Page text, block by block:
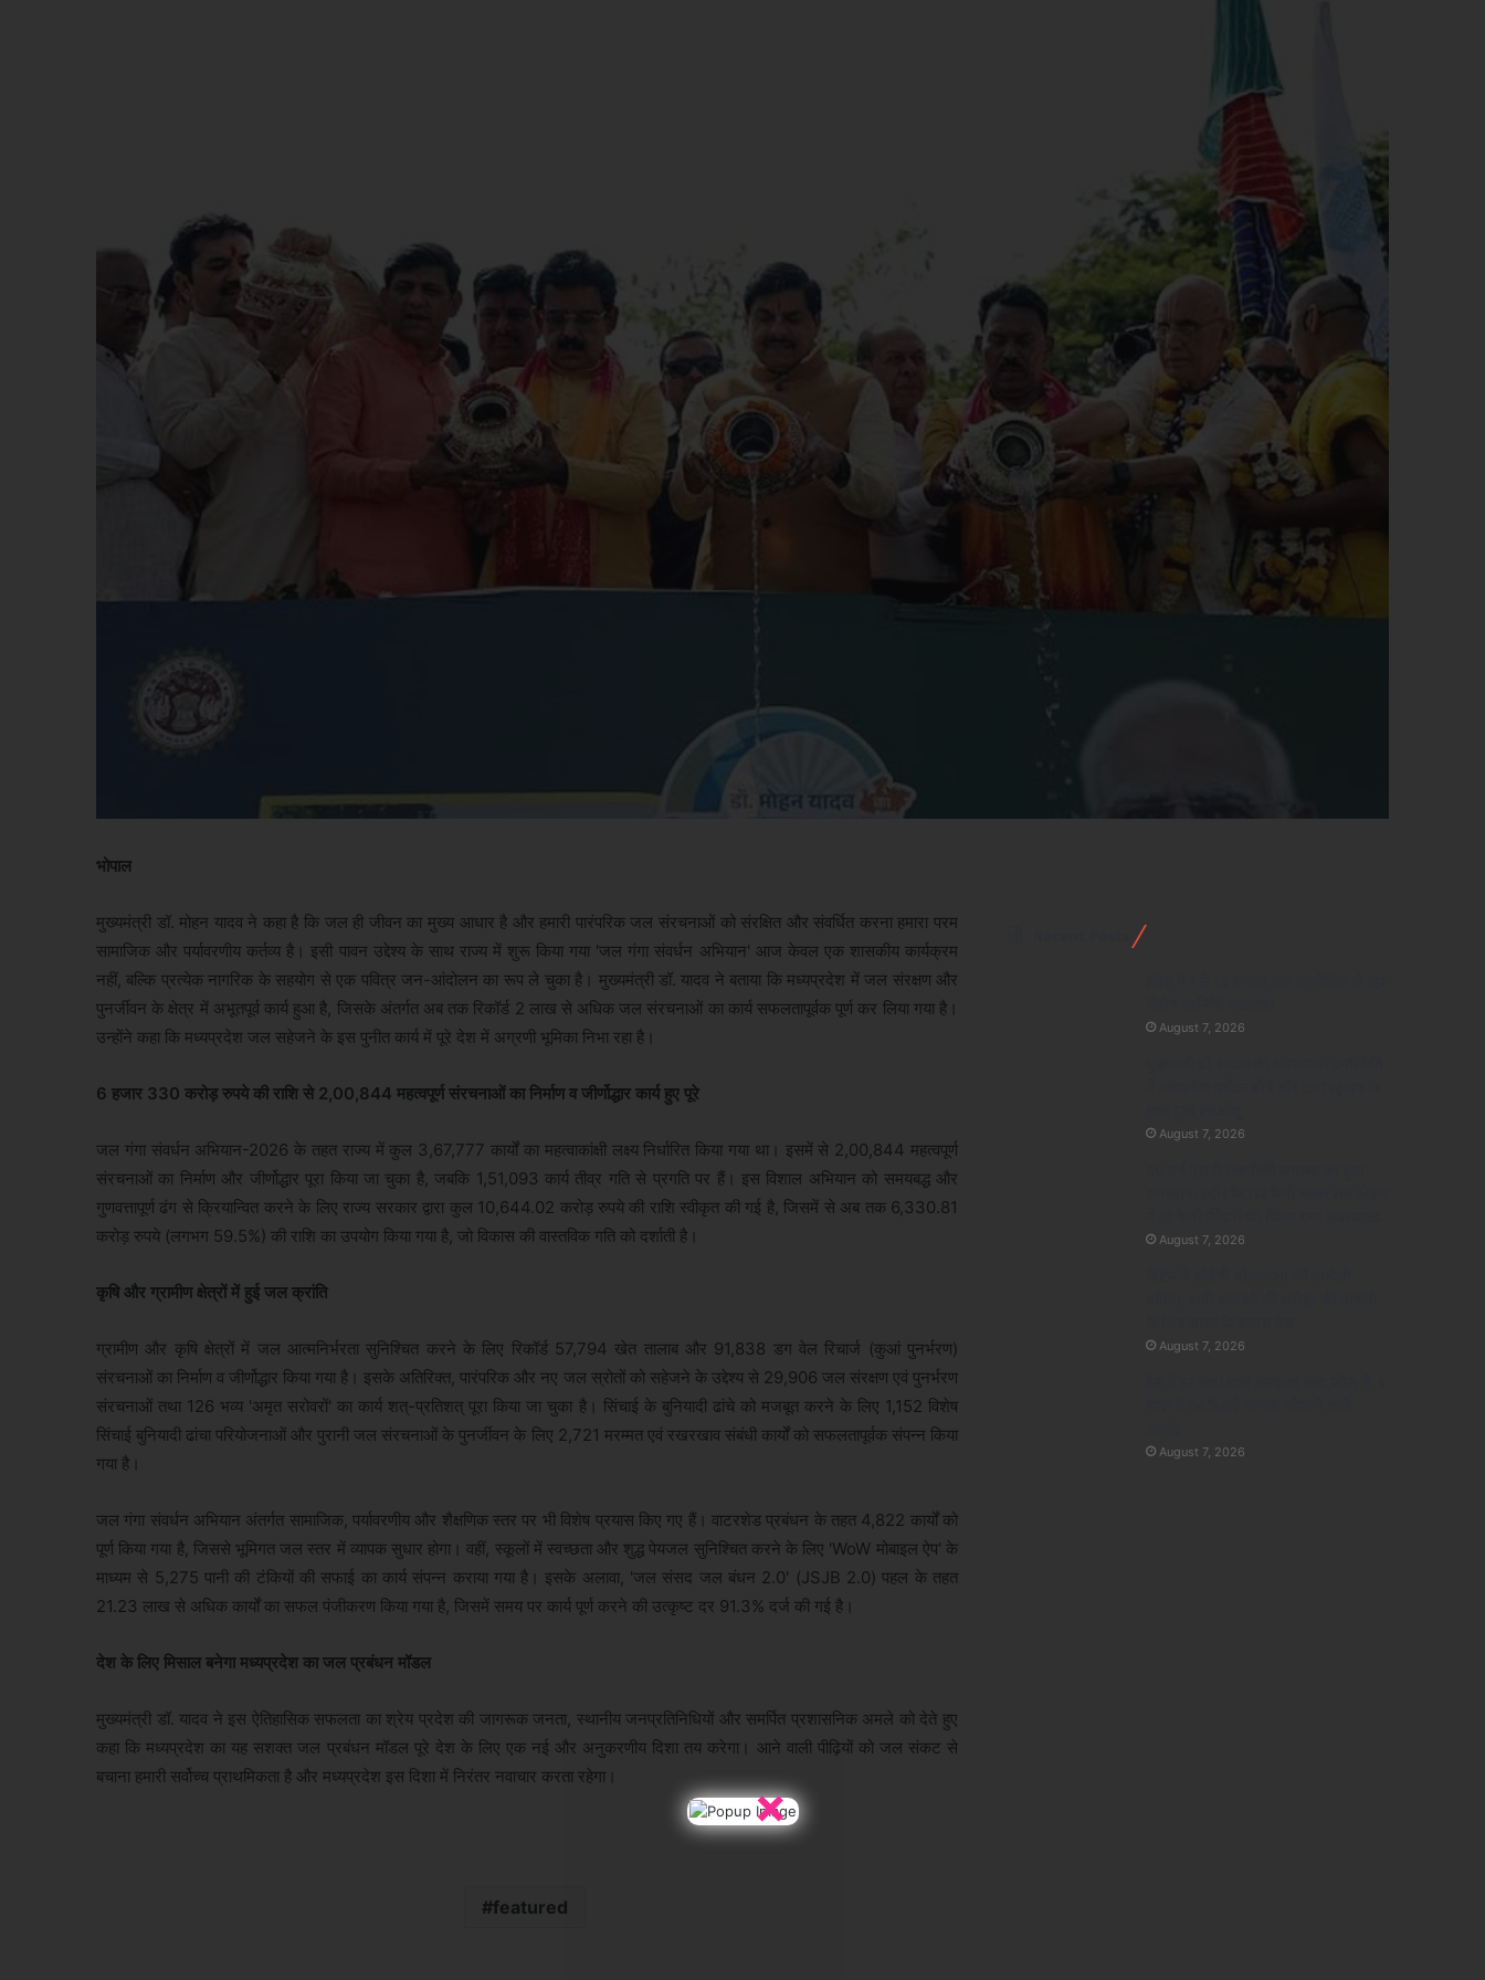
भोपाल
मुख्यमंत्री डॉ. मोहन यादव ने कहा है कि जल ही जीवन का मुख्य आधार है और हमारी पारंपरिक जल संरचनाओं को संरक्षित और संवर्धित करना हमारा परम
सामाजिक और पर्यावरणीय कर्तव्य है। इसी पावन उद्देश्य के साथ राज्य में शुरू किया गया 'जल गंगा संवर्धन अभियान' आज केवल एक शासकीय कार्यक्रम
नहीं, बल्कि प्रत्येक नागरिक के सहयोग से एक पवित्र जन-आंदोलन का रूप ले चुका है। मुख्यमंत्री डॉ. यादव ने बताया कि मध्यप्रदेश में जल संरक्षण और
पुनर्जीवन के क्षेत्र में अभूतपूर्व कार्य हुआ है, जिसके अंतर्गत अब तक रिकॉर्ड 2 लाख से अधिक जल संरचनाओं का कार्य सफलतापूर्वक पूर्ण कर लिया गया है।
उन्होंने कहा कि मध्यप्रदेश जल सहेजने के इस पुनीत कार्य में पूरे देश में अग्रणी भूमिका निभा रहा है।
6 हजार 330 करोड़ रुपये की राशि से 2,00,844 महत्वपूर्ण संरचनाओं का निर्माण व जीर्णोद्धार कार्य हुए पूरे
जल गंगा संवर्धन अभियान-2026 के तहत राज्य में कुल 3,67,777 कार्यों का महत्वाकांक्षी लक्ष्य निर्धारित किया गया था। इसमें से 2,00,844 महत्वपूर्ण
संरचनाओं का निर्माण और जीर्णोद्धार पूरा किया जा चुका है, जबकि 1,51,093 कार्य तीव्र गति से प्रगति पर हैं। इस विशाल अभियान को समयबद्ध और
गुणवत्तापूर्ण ढंग से क्रियान्वित करने के लिए राज्य सरकार द्वारा कुल 10,644.02 करोड़ रुपये की राशि स्वीकृत की गई है, जिसमें से अब तक 6,330.81
करोड़ रुपये (लगभग 59.5%) की राशि का उपयोग किया गया है, जो विकास की वास्तविक गति को दर्शाती है।
कृषि और ग्रामीण क्षेत्रों में हुई जल क्रांति
ग्रामीण और कृषि क्षेत्रों में जल आत्मनिर्भरता सुनिश्चित करने के लिए रिकॉर्ड 57,794 खेत तालाब और 91,838 डग वेल रिचार्ज (कुआं पुनर्भरण)
संरचनाओं का निर्माण व जीर्णोद्धार किया गया है। इसके अतिरिक्त, पारंपरिक और नए जल स्रोतों को सहेजने के उद्देश्य से 29,906 जल संरक्षण एवं पुनर्भरण
संरचनाओं तथा 126 भव्य 'अमृत सरोवरों' का कार्य शत्-प्रतिशत् पूरा किया जा चुका है। सिंचाई के बुनियादी ढांचे को मजबूत करने के लिए 1,152 विशेष
सिंचाई बुनियादी ढांचा परियोजनाओं और पुरानी जल संरचनाओं के पुनर्जीवन के लिए 2,721 मरम्मत एवं रखरखाव संबंधी कार्यों को सफलतापूर्वक संपन्न किया
गया है।
जल गंगा संवर्धन अभियान अंतर्गत सामाजिक, पर्यावरणीय और शैक्षणिक स्तर पर भी विशेष प्रयास किए गए हैं। वाटरशेड प्रबंधन के तहत 4,822 कार्यों को
पूर्ण किया गया है, जिससे भूमिगत जल स्तर में व्यापक सुधार होगा। वहीं, स्कूलों में स्वच्छता और शुद्ध पेयजल सुनिश्चित करने के लिए 'WoW मोबाइल ऐप' के
माध्यम से 5,275 पानी की टंकियों की सफाई का कार्य संपन्न कराया गया है। इसके अलावा, 'जल संसद जल बंधन 2.0' (JSJB 2.0) पहल के तहत
21.23 लाख से अधिक कार्यों का सफल पंजीकरण किया गया है, जिसमें समय पर कार्य पूर्ण करने की उत्कृष्ट दर 91.3% दर्ज की गई है।
देश के लिए मिसाल बनेगा मध्यप्रदेश का जल प्रबंधन मॉडल
मुख्यमंत्री डॉ. यादव ने इस ऐतिहासिक सफलता का श्रेय प्रदेश की जागरूक जनता, स्थानीय जनप्रतिनिधियों और समर्पित प्रशासनिक अमले को देते हुए
कहा कि मध्यप्रदेश का यह सशक्त जल प्रबंधन मॉडल पूरे देश के लिए एक नई और अनुकरणीय दिशा तय करेगा। आने वाली पीढ़ियों को जल संकट से
बचाना हमारी सर्वोच्च प्राथमिकता है और मध्यप्रदेश इस दिशा में निरंतर नवाचार करता रहेगा।
featured
×
August 7, 2026
August 7, 2026
August 7, 2026
August 7, 2026
August 7, 2026